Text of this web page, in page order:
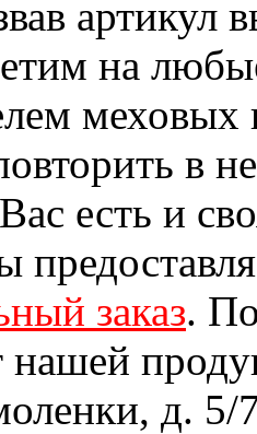
на
в
есть и
заказ.
нашей
д. 5/